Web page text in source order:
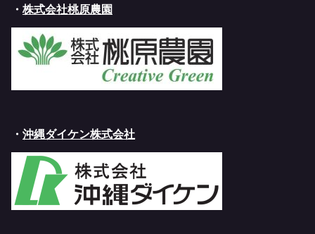
・ 株式会社桃原農園
・ 沖縄ダイケン株式会社